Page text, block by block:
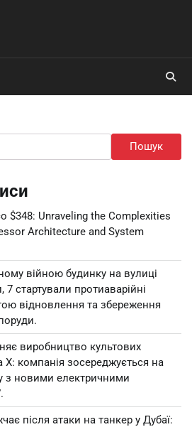
Пошук
$348: Unraveling the Complexities
Architecture and System
війною будинку на вулиці
7 стартували протиаварійні
відновлення та збереження
виробництво культових
X: компанія зосереджується на
з новими електричними
після атаки на танкер у Дубаї: